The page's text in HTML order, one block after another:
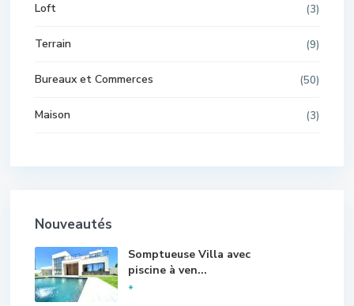
Loft (3)
Terrain (9)
Bureaux et Commerces (50)
Maison (3)
Nouveautés
Somptueuse Villa avec
piscine à ven...
*